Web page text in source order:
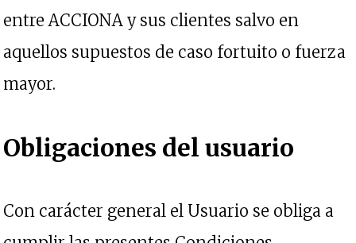
entre ACCIONA y sus clientes salvo en
aquellos supuestos de caso fortuito o fuerza
mayor.
Obligaciones del usuario
Con carácter general el Usuario se obliga a